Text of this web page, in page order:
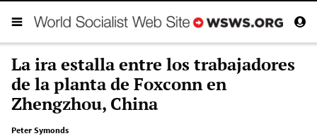
La ira estalla entre los trabajadores
de la planta de Foxconn en
Zhengzhou, China
Peter Symonds